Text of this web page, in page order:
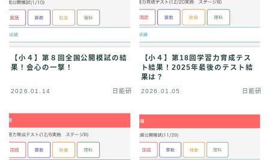
【小４】第８回全国公開模試の結
果！会心の一撃！
2026.01.14 日能研
【小４】第18回学習力育成テス
ト結果！2025年最後のテスト結
果は？
2026.01.05 日能研